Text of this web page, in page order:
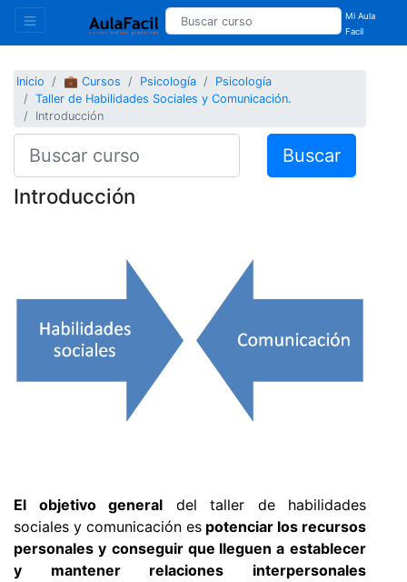
Mi Aula
Facil
Inicio 💼 Cursos Psicología
Psicología
Taller de Habilidades Sociales y Comunicación.
Introducción
Buscar
Introducción
El objetivo general del taller de habilidades
sociales y comunicación es potenciar los recursos
personales y conseguir que lleguen a establecer
y mantener relaciones interpersonales